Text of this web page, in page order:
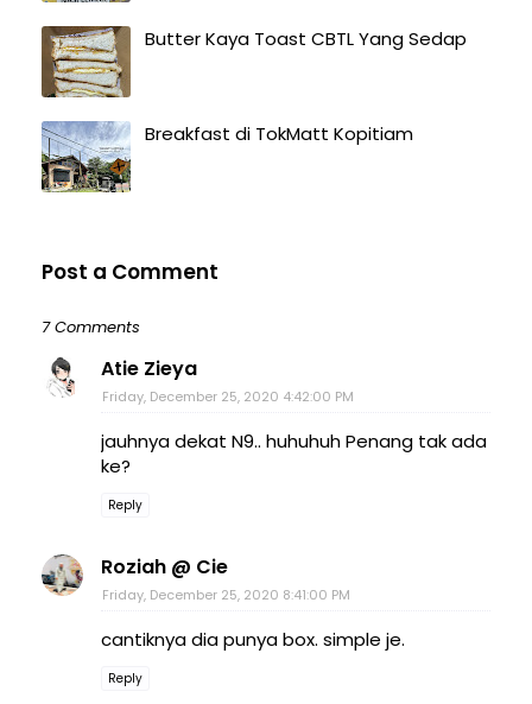
Butter Kaya Toast CBTL Yang Sedap
Breakfast di TokMatt Kopitiam
Post a Comment
7 Comments
Atie Zieya
Friday, December 25, 2020 4:42:00 PM
jauhnya dekat N9.. huhuhuh Penang tak ada
ke?
Reply
Roziah @ Cie
Friday, December 25, 2020 8:41:00 PM
cantiknya dia punya box. simple je.
Reply